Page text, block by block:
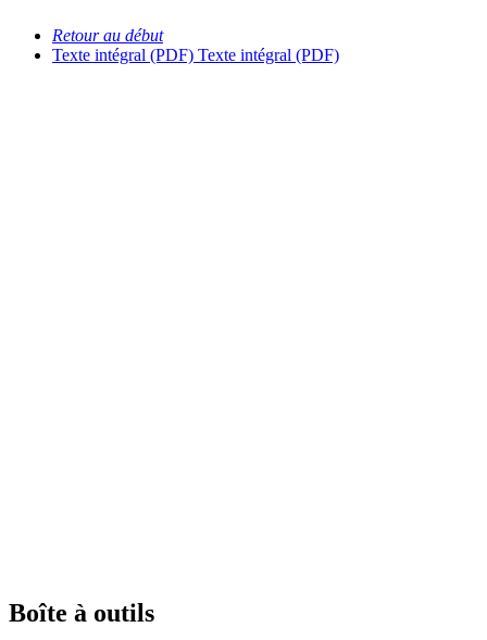
Retour au début
Texte intégral (PDF) Texte intégral (PDF)
Boîte à outils